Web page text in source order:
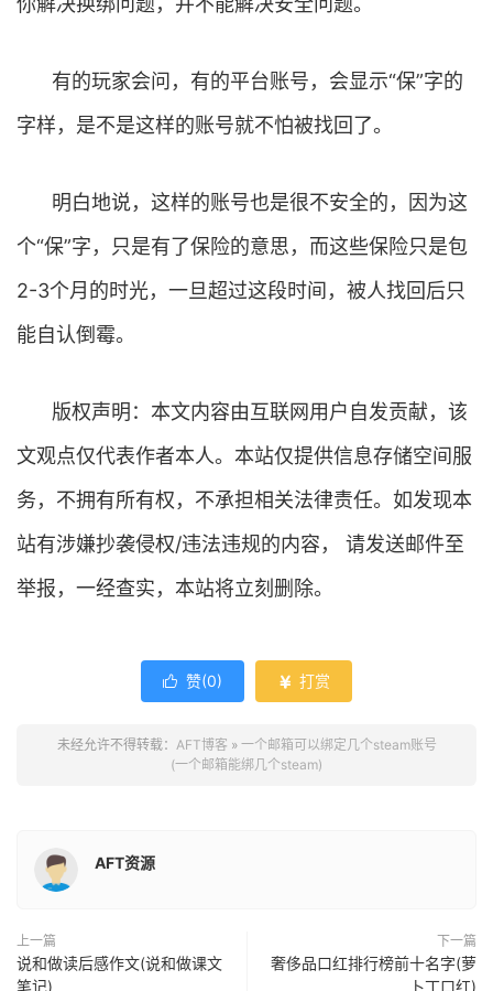
有的玩家会问，有的平台账号，会显示“保”字的
字样，是不是这样的账号就不怕被找回了。
明白地说，这样的账号也是很不安全的，因为这
个“保”字，只是有了保险的意思，而这些保险只是包
2-3个月的时光，一旦超过这段时间，被人找回后只
能自认倒霉。
版权声明：本文内容由互联网用户自发贡献，该
文观点仅代表作者本人。本站仅提供信息存储空间服
务，不拥有所有权，不承担相关法律责任。如发现本
站有涉嫌抄袭侵权/违法违规的内容， 请发送邮件至
举报，一经查实，本站将立刻删除。
 赞(0)  打赏
未经允许不得转载： AFT博客 » 一个邮箱可以绑定几个steam账号
(一个邮箱能绑几个steam)
AFT资源
上一篇
说和做读后感作文(说和做课文
笔记)
下一篇
奢侈品口红排行榜前十名字(萝
卜丁口红)